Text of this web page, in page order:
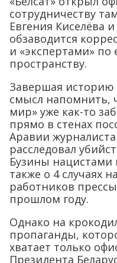
сотрудничеству
Евгения Киселёва
обзаводится
и «экспертами» по
пространству.
Завершая историю
смысл напомнить,
мир» уже как-то
прямо в стенах
Аравии
расследовал
Бузины
также о 4 случаях
работников
прошлом году.
Однако на
пропаганды,
хватает только
Президента